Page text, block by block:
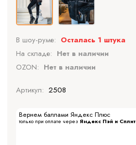
В шоу-руме: Осталась 1 штука
На складе: Нет в наличии
OZON: Нет в наличии
Артикул: 2508
Вернем баллами Яндекс Плюс
только при оплате через Яндекс Пэй и Сплит